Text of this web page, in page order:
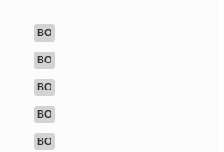
BO
BO
BO
BO
BO